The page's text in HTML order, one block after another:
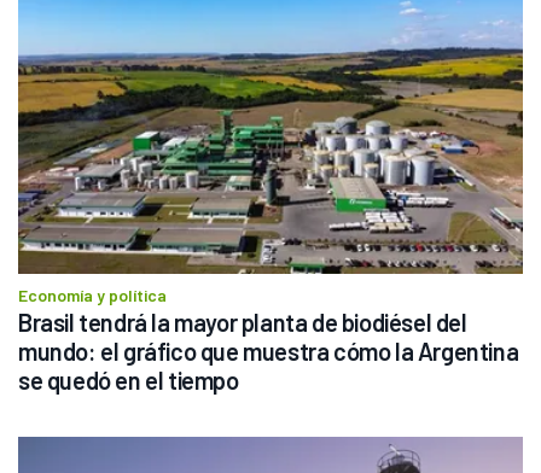
Economía y política
Brasil tendrá la mayor planta de biodiésel del
mundo: el gráfico que muestra cómo la Argentina
se quedó en el tiempo